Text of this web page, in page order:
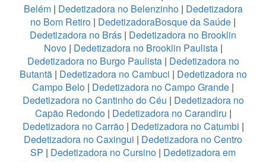
Belém| Dedetizadora no Belenzinho| Dedetizadora
no Bom Retiro | DedetizadoraBosque da Saúde |
Dedetizadora no Brás | Dedetizadora no Brooklin
Novo| Dedetizadora no Brooklin Paulista|
Dedetizadora no Burgo Paulista| Dedetizadora no
Butantã| Dedetizadora no Cambuci | Dedetizadora no
Campo Belo | Dedetizadora no Campo Grande |
Dedetizadora no Cantinho do Céu | Dedetizadora no
Capão Redondo| Dedetizadora no Carandiru |
Dedetizadora no Carrão| Dedetizadora no Catumbi |
Dedetizadora no Caxingui | Dedetizadora no Centro
SP | Dedetizadora no Cursino | Dedetizadora em